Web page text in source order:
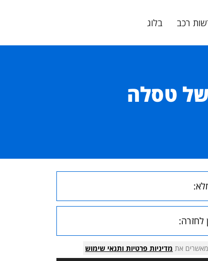
רכב בלוג
של טסלה
את מדיניות פרטיות ותנאי שימוש